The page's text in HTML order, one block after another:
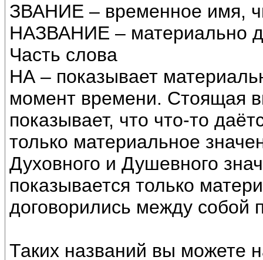
ЗВАНИЕ – временное имя,
НАЗВАНИЕ – материально
Часть слова
НА – показывает
момент времени. Стоящая
показывает, что что-то
только материальное
Духовного и Душевного
показывается только
договорились между собой
Таких названий вы можете